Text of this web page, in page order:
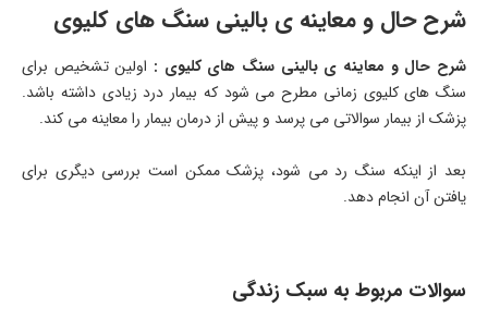
شرح حال و معاینه ی بالینی سنگ های کلیوی
شرح حال و معاینه ی بالینی سنگ های کلیوی : اولین تشخیص برای
سنگ های کلیوی زمانی مطرح می شود که بیمار درد زیادی داشته باشد.
پزشک از بیمار سوالاتی می پرسد و پیش از درمان بیمار را معاینه می کند.
بعد از اینکه سنگ رد می شود، پزشک ممکن است بررسی دیگری برای
یافتن آن انجام دهد.
سوالات مربوط به سبک زندگی